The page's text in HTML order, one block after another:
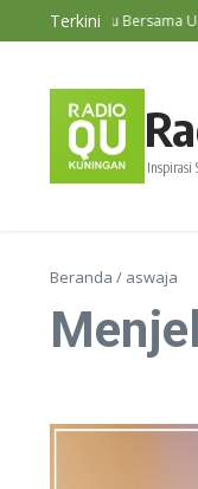
Lewati ke konten
Terkini
RadioQu Bersama Ust.
Inspirasi
Beranda / aswaja